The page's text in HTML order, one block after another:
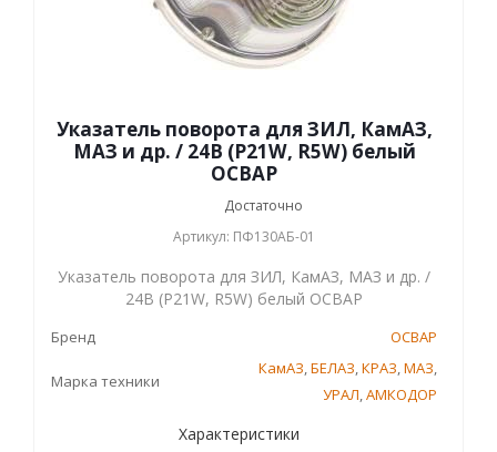
Указатель поворота для ЗИЛ, КамАЗ,
МАЗ и др. / 24В (P21W, R5W) белый
ОСВАР
Достаточно
Артикул: ПФ130АБ-01
Указатель поворота для ЗИЛ, КамАЗ, МАЗ и др. /
24В (P21W, R5W) белый ОСВАР
Бренд ОСВАР
Марка техники
КамАЗ,БЕЛАЗ,КРАЗ,МАЗ,
УРАЛ,АМКОДОР
Характеристики